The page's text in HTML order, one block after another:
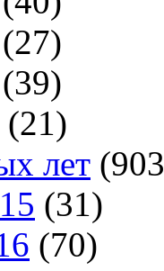
(27)
(39)
(21)
лет
(31)
(70)